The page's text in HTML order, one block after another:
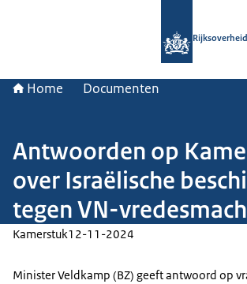
Rijksoverheid
Home Documenten
Antwoorden op
over Israëlische
tegen VN-
Kamerstuk12-11-2024
Minister Veldkamp (BZ) geeft antwoord op